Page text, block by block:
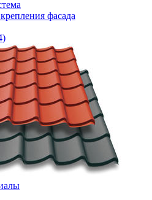
фасада